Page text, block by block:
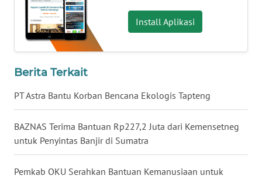
Install Aplikasi
Berita Terkait
PT Astra Bantu Korban Bencana Ekologis Tapteng
BAZNAS Terima Bantuan Rp227,2 Juta dari Kemensetneg
untuk Penyintas Banjir di Sumatra
Pemkab OKU Serahkan Bantuan Kemanusiaan untuk
WN
SULBAR
WN
WN
WN